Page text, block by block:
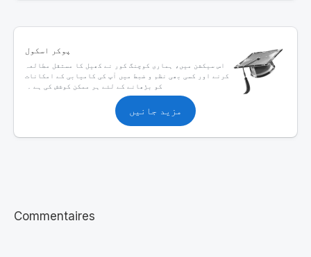
پوکر اسکول
اس سیکشن میں، ہماری کوچنگ کور نے کھیل کا مستقل مطالعہ
کرنے اور کسی بھی نظم و ضبط میں آپ کی کامیابی کے امکانات
کو بڑھانے کے لئے ہر ممکن کوشش کی ہے ۔
مزید جانیں
Commentaires